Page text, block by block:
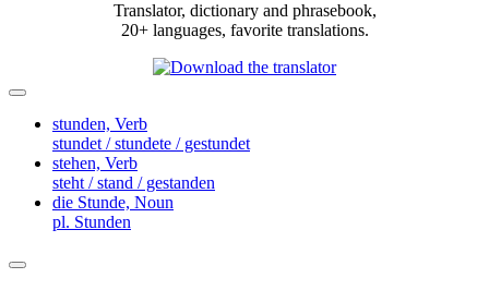
Translator, dictionary and phrasebook,
20+ languages, favorite translations.
stunden, Verb
stundet / stundete / gestundet
stehen, Verb
steht / stand / gestanden
die Stunde, Noun
pl. Stunden